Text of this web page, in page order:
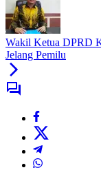
Wakil Ketua DPRD
Jelang Pemilu